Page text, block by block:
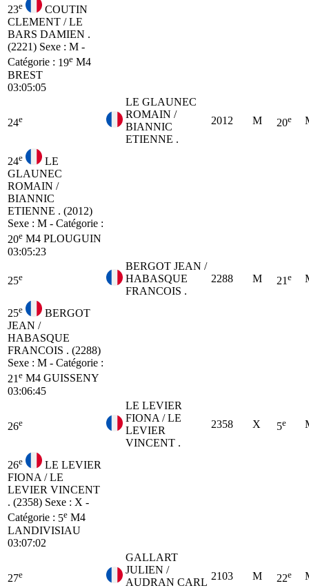
23e
COUTIN
CLEMENT / LE
BARS DAMIEN .
(2221) Sexe : M -
Catégorie : 19e M4
BREST
03:05:05
24e
LE GLAUNEC
ROMAIN /
BIANNIC
ETIENNE .
2012 M 20e
24e
LE
GLAUNEC
ROMAIN /
BIANNIC
ETIENNE . (2012)
Sexe : M - Catégorie :
20e M4 PLOUGUIN
03:05:23
25e
BERGOT JEAN /
HABASQUE
FRANCOIS .
2288 M 21 e
25e
BERGOT
JEAN /
HABASQUE
FRANCOIS . (2288)
Sexe : M - Catégorie :
21 e M4 GUISSENY
03:06:45
26e
LE LEVIER
FIONA / LE
LEVIER
VINCENT .
2358 X 5e
26e
LE LEVIER
FIONA / LE
LEVIER VINCENT
. (2358) Sexe : X -
Catégorie : 5e M4
LANDIVISIAU
03:07:02
27e
GALLART
JULIEN /
AUDRAN CARL
2103 M 22e